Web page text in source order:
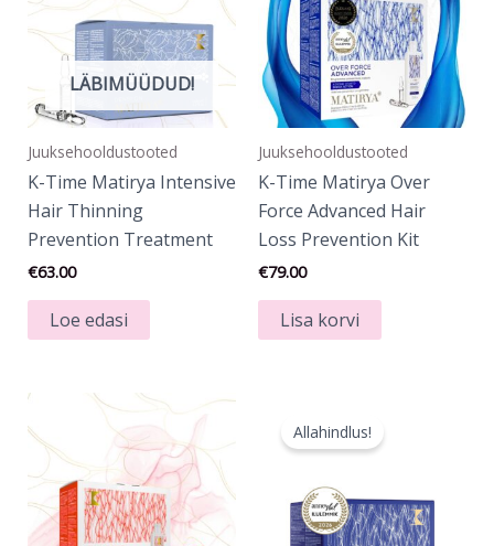
LÄBIMÜÜDUD!
Juuksehooldustooted
K-Time Matirya Intensive
Hair Thinning
Prevention Treatment
€63.00
Loe edasi
Juuksehooldustooted
K-Time Matirya Over
Force Advanced Hair
Loss Prevention Kit
€79.00
Lisa korvi
Allahindlus!
oli:
on: